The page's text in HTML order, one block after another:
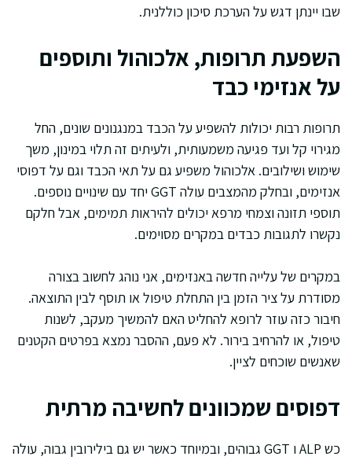
שבו יינתן דגש על הערכת סיכון כוללנית.
השפעת תרופות, אלכוהול ותוספים
על אנזימי כבד
תרופות רבות יכולות להשפיע על הכבד במנגנונים שונים, החל
מגירוי קל ועד פגיעה משמעותית, ולעיתים זה תלוי במינון, משך
שימוש ושילובים. אלכוהול משפיע גם על תאי הכבד וגם על דפוסי
אנזימים, ובחלק מהמצבים עולה GGT יחד עם שינויים נוספים.
תוספי תזונה וצמחי מרפא יכולים להיראות תמימים, אבל חלקם
נקשרו לתגובות כבדים במקרים מסוימים.
במקרים של עלייה חדשה באנזימים, אני נוהג לחשוב בצורה
מסודרת על ציר הזמן בין התחלת טיפול או תוסף לבין התוצאה.
חיבור כזה עוזר לרופא להחליט האם להמשיך מעקב, לשנות
טיפול, או להרחיב בירור. לא פעם, ההסבר נמצא בפרטים הקטנים
שאנשים שוכחים לציין.
דפוסים שמכוונים לחשיבה מרתית
כש ALP ו GGT גבוהים, ובמיוחד כאשר יש גם בילירובין גבוה, עולה